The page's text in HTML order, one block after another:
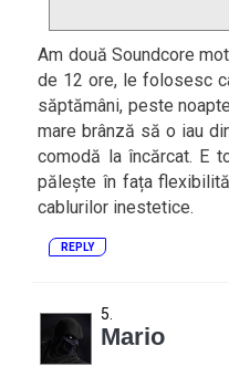
Am două Soundcore
de 12 ore, le folosesc
săptămâni, peste
mare brânză să o iau
comodă la încărcat. E
pălește în fața
cablurilor inestetice.
REPLY
Mario